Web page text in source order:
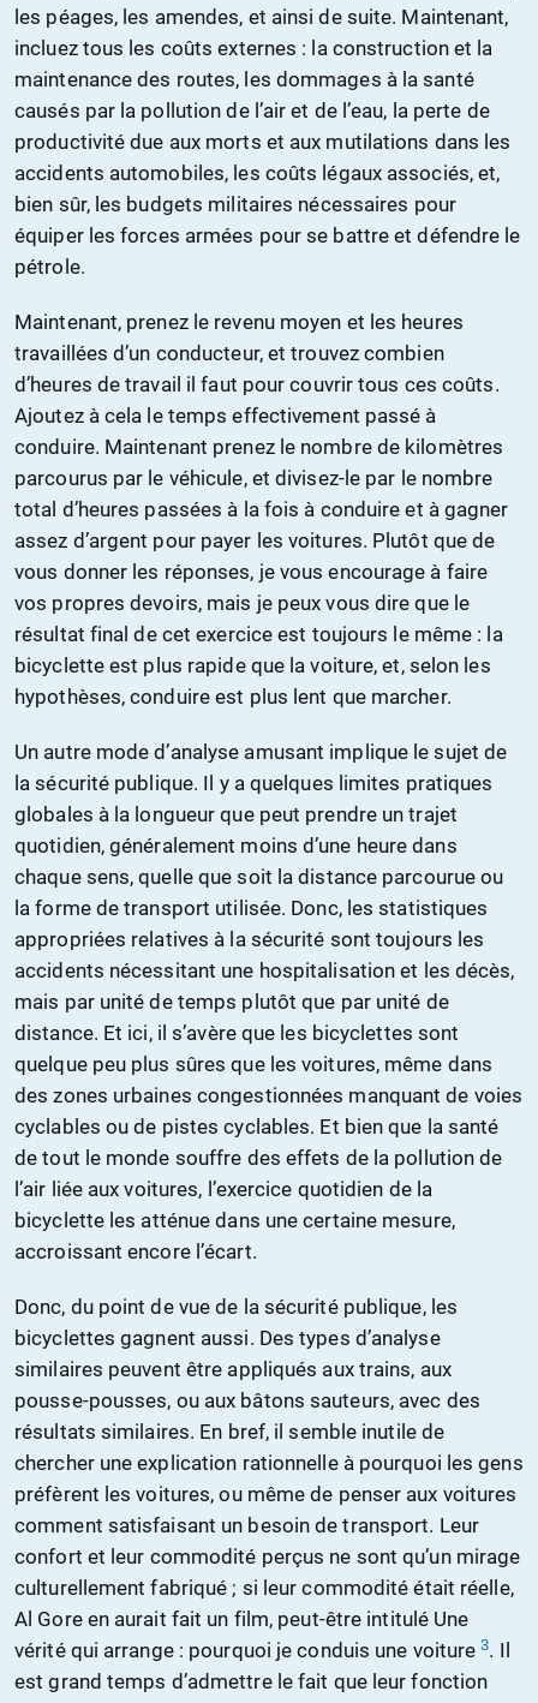
les péages, les amendes, et ainsi de suite. Maintenant,
incluez tous les coûts externes : la construction et la
maintenance des routes, les dommages à la santé
causés par la pollution de l’air et de l’eau, la perte de
productivité due aux morts et aux mutilations dans les
accidents automobiles, les coûts légaux associés, et,
bien sûr, les budgets militaires nécessaires pour
équiper les forces armées pour se battre et défendre le
pétrole.
Maintenant, prenez le revenu moyen et les heures
travaillées d’un conducteur, et trouvez combien
d’heures de travail il faut pour couvrir tous ces coûts.
Ajoutez à cela le temps effectivement passé à
conduire. Maintenant prenez le nombre de kilomètres
parcourus par le véhicule, et divisez-le par le nombre
total d’heures passées à la fois à conduire et à gagner
assez d’argent pour payer les voitures. Plutôt que de
vous donner les réponses, je vous encourage à faire
vos propres devoirs, mais je peux vous dire que le
résultat final de cet exercice est toujours le même : la
bicyclette est plus rapide que la voiture, et, selon les
hypothèses, conduire est plus lent que marcher.
Un autre mode d’analyse amusant implique le sujet de
la sécurité publique. Il y a quelques limites pratiques
globales à la longueur que peut prendre un trajet
quotidien, généralement moins d’une heure dans
chaque sens, quelle que soit la distance parcourue ou
la forme de transport utilisée. Donc, les statistiques
appropriées relatives à la sécurité sont toujours les
accidents nécessitant une hospitalisation et les décès,
mais par unité de temps plutôt que par unité de
distance. Et ici, il s’avère que les bicyclettes sont
quelque peu plus sûres que les voitures, même dans
des zones urbaines congestionnées manquant de voies
cyclables ou de pistes cyclables. Et bien que la santé
de tout le monde souffre des effets de la pollution de
l’air liée aux voitures, l’exercice quotidien de la
bicyclette les atténue dans une certaine mesure,
accroissant encore l’écart.
Donc, du point de vue de la sécurité publique, les
bicyclettes gagnent aussi. Des types d’analyse
similaires peuvent être appliqués aux trains, aux
pousse-pousses, ou aux bâtons sauteurs, avec des
résultats similaires. En bref, il semble inutile de
chercher une explication rationnelle à pourquoi les gens
préfèrent les voitures, ou même de penser aux voitures
comment satisfaisant un besoin de transport. Leur
confort et leur commodité perçus ne sont qu’un mirage
culturellement fabriqué ; si leur commodité était réelle,
Al Gore en aurait fait un film, peut-être intitulé Une
vérité qui arrange : pourquoi je conduis une voiture3. Il
est grand temps d’admettre le fait que leur fonction